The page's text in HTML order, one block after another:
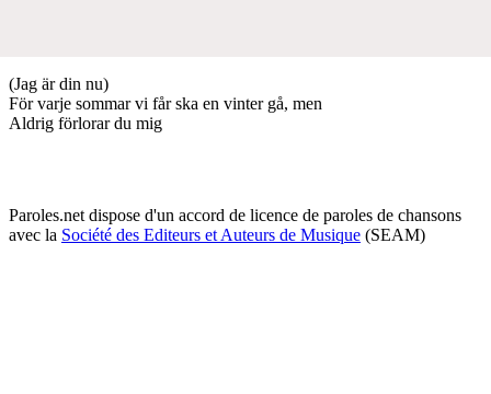
(Jag är din nu)
För varje sommar vi får ska en vinter gå, men
Aldrig förlorar du mig
Paroles.net dispose d'un accord de licence de paroles de chansons
avec la Société des Editeurs et Auteurs de Musique (SEAM)